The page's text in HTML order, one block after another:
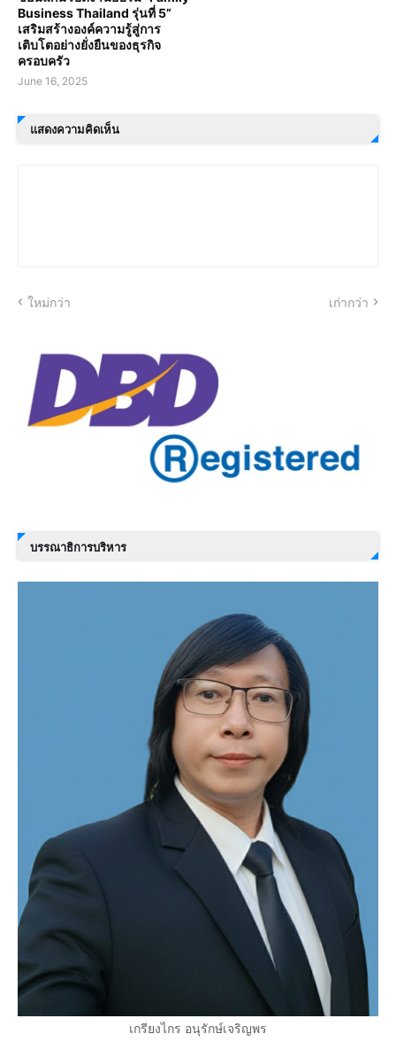
Business Thailand รุ่นที่ 5”
เสริมสร้างองค์ความรู้สู่การ
เติบโตอย่างยั่งยืนของธุรกิจ
ครอบครัว
June 16, 2025
แสดงความคิดเห็น
ใหม่กว่า เก่ากว่า
บรรณาธิการบริหาร
เกรียงไกร อนุรักษ์เจริญพร